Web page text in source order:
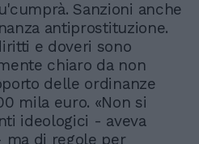
Sanzioni anche
antiprostituzione.
e doveri sono
chiaro da non
delle ordinanze
mila euro. «Non si
ideologici - aveva
ma di regole per